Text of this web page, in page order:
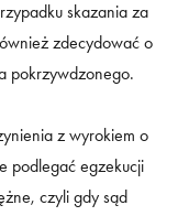
skazania za
zdecydować o
pokrzywdzonego.
z wyrokiem o
podlegać egzekucji
czyli gdy sąd